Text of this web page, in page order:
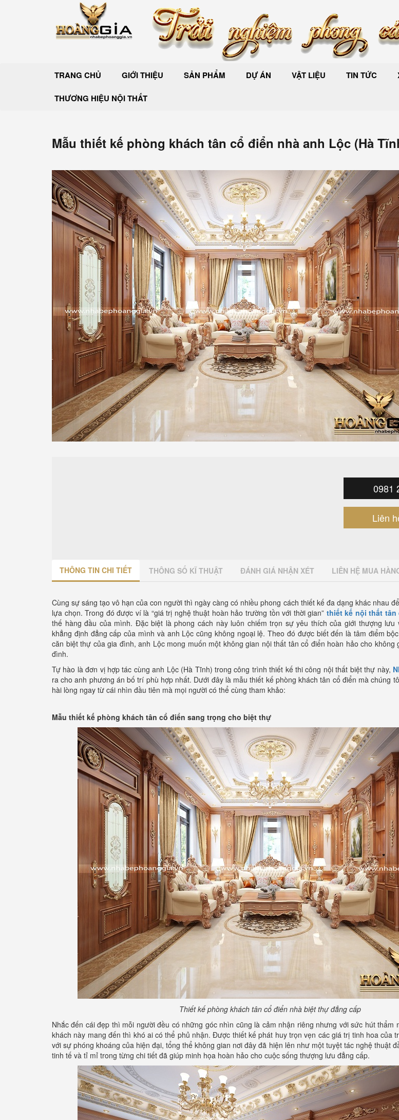
TRANG CHỦ GIỚI THIỆU SẢN PHẨM DỰ ÁN VẬT LIỆU TIN TỨC
THƯƠNG HIỆU NỘI THẤT
Mẫu thiết kế phòng khách tân cổ điển nhà anh Lộc (Hà
0981
Liên
THÔNG TIN CHI TIẾT THÔNG SỐ KĨ THUẬT ĐÁNH GIÁ NHẬN XÉT LIÊN HỆ MUA
Cùng sự sáng tạo vô hạn của con người thì ngày càng có nhiều phong cách thiết kế đa dạng khác nhau
lựa chọn. Trong đó được ví là “giá trị nghệ thuật hoàn hảo trường tồn với thời gian” thiết kế nội thất tân
thế hàng đầu của mình. Đặc biệt là phong cách này luôn chiếm trọn sự yêu thích của giới thượng
khẳng định đẳng cấp của mình và anh Lộc cũng không ngoại lệ. Theo đó được biết đến là tâm điểm
căn biệt thự của gia đình, anh Lộc mong muốn một không gian nội thất tân cổ điển hoàn hảo cho không
đình.
Tự hào là đơn vị hợp tác cùng anh Lộc (Hà Tĩnh) trong công trình thiết kế thi công nội thất biệt thự này,
ra cho anh phương án bố trí phù hợp nhất. Dưới đây là mẫu thiết kế phòng khách tân cổ điển mà chúng
hài lòng ngay từ cái nhìn đầu tiên mà mọi người có thể cùng tham khảo:
Mẫu thiết kế phòng khách tân cổ điển sang trọng cho biệt thự
Thiết kế phòng khách tân cổ điển nhà biệt thự đẳng cấp
Nhắc đến cái đẹp thì mỗi người đều có những góc nhìn cũng là cảm nhận riêng nhưng với sức hút thẩm
khách này mang đến thì khó ai có thể phủ nhận. Được thiết kế phát huy trọn vẹn các giá trị tinh hoa của
với sự phóng khoáng của hiện đại, tổng thể không gian nơi đây đã hiện lên như một tuyệt tác nghệ thuật
tinh tế và tỉ mỉ trong từng chi tiết đã giúp minh họa hoàn hảo cho cuộc sống thượng lưu đẳng cấp.